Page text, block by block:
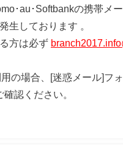
･au･Softbankの携帯メ
生しております 。
方は必ず
の場合、[迷惑メール]フ
認ください。